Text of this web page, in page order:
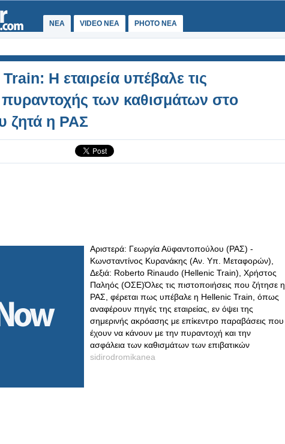
ΝΕΑ VIDEO NEA PHOTO NEA
H εταιρεία υπέβαλε τις
πυραντοχής των καθισμάτων στo
ζητά η ΡΑΣ
Αριστερά: Γεωργία Αϋφαντοπούλου (ΡΑΣ) -
Κωνσταντίνος Κυρανάκης (Αν. Υπ. Μεταφορών),
Δεξιά: Roberto Rinaudo (Hellenic Train), Χρήστος
Παληός (ΟΣΕ)Όλες τις πιστοποιήσεις που ζήτησε η
ΡΑΣ, φέρεται πως υπέβαλε η Hellenic Train, όπως
αναφέρουν πηγές της εταιρείας, εν όψει της
σημερινής ακρόασης με επίκεντρο παραβάσεις που
έχουν να κάνουν με την πυραντοχή και την
ασφάλεια των καθισμάτων των επιβατικών
sidirodromikanea